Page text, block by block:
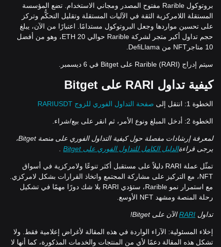
بروتوكول Rarible مفتوح المصدر ومجاني الاستخدام. تضع المؤسسة
المستقلة اللامركزية الثقة في الآليات المستقلة وتقليل التحكُّم وتركز
على تحسين مواردها وجعل البروتوكول مستدامًا. اعتبارًا من الآن، يبلغ
حجم تداول أكبر متجر لشركة Rarible حوالي 20 ETH، وهو من أفضل
10 متاجرNFT من DefiLlama.
سيتم إدراج Rarible (RARI) على Bitget في 6 ديسمبر.
كيفية تداول RARI على Bitget
الخطوة 1: انتقل إلى صفحة التداول الفوري للزوج RARIUSDT
الخطوة 2: أدخل المبلغ ونوع الأمر، ثم انقر على بيع/شراء.
لمعرفة إرشادات مفصلة حول كيفية التداول الفوري على منصةBitget،
يرجى قراءةالدليل الكامل للتداول الفوري علىBitget
.
تمثّل عملة RARI دليلاً على مستقبل أكثر تنوعًا ولامركزية في أسواق
NFT، مع التركيز على مشاركة المجتمع واتخاذ القرارات بشكل لامركزي.
مع استمرار نمو Rarible، ستؤدي RARI بلا شك دورًا مهمًا في تشكيل
رحلة المنصة ومشهد NFT الأوسع.
تداول RARI الآن علىBitget
!
إخلاء المسئولية: الآراء الواردة في هذه المقالة لأغراض إعلامية فقط. ولا
تشكل هذه المقالة دعمًا لأي من المنتجات والخدمات المذكورة، كما أنها لا